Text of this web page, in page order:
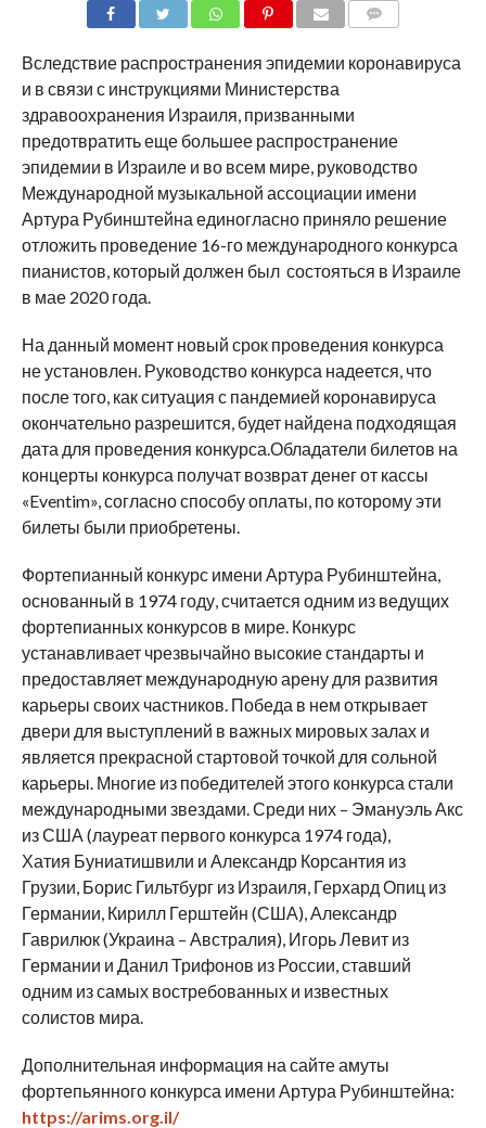
Вследствие распространения эпидемии коронавируса
и в связи с инструкциями Министерства
здравоохранения Израиля, призванными
предотвратить еще большее распространение
эпидемии в Израиле и во всем мире, руководство
Международной музыкальной ассоциации имени
Артура Рубинштейна единогласно приняло решение
отложить проведение 16-го международного конкурса
пианистов, который должен был состояться в Израиле
в мае 2020 года.
На данный момент новый срок проведения конкурса
не установлен. Руководство конкурса надеется, что
после того, как ситуация с пандемией коронавируса
окончательно разрешится, будет найдена подходящая
дата для проведения конкурса.Обладатели билетов на
концерты конкурса получат возврат денег от кассы
«Eventim», согласно способу оплаты, по которому эти
билеты были приобретены.
Фортепианный конкурс имени Артура Рубинштейна,
основанный в 1974 году, считается одним из ведущих
фортепианных конкурсов в мире. Конкурс
устанавливает чрезвычайно высокие стандарты и
предоставляет международную арену для развития
карьеры своих частников. Победа в нем открывает
двери для выступлений в важных мировых залах и
является прекрасной стартовой точкой для сольной
карьеры. Многие из победителей этого конкурса стали
международными звездами. Среди них – Эмануэль Акс
из США (лауреат первого конкурса 1974 года),
Хатия Буниатишвили и Александр Корсантия из
Грузии, Борис Гильтбург из Израиля, Герхард Опиц из
Германии, Кирилл Герштейн (США), Александр
Гаврилюк (Украина – Австралия), Игорь Левит из
Германии и Данил Трифонов из России, ставший
одним из самых востребованных и известных
солистов мира.
Дополнительная информация на сайте амуты
фортепьянного конкурса имени Артура Рубинштейна:
https://arims.org.il/